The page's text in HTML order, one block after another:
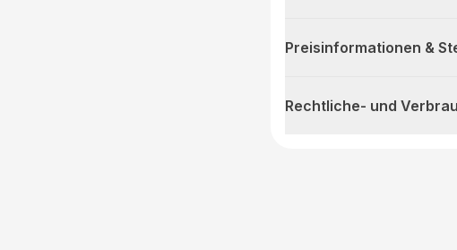
Preisinformationen &
Rechtliche- und